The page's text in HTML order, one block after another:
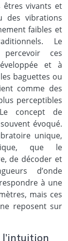
êtres vivants et
des vibrations
faibles et
Le
ces
et à
baguettes ou
comme des
perceptibles
concept de
évoqué.
unique,
que le
de décoder et
d’onde
à une
mais ces
reposent sur